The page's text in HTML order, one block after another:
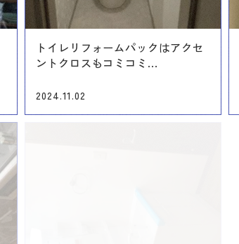
トイレリフォームパックはアクセ
ントクロスもコミコミ...
2024.11.02